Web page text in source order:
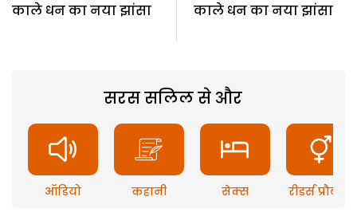
काले धन का नया झांसा
काले धन का नया झांसा
सरस सलिल से और
ऑडियो कहानी सेक्स रीडर्स प्रौब्लम